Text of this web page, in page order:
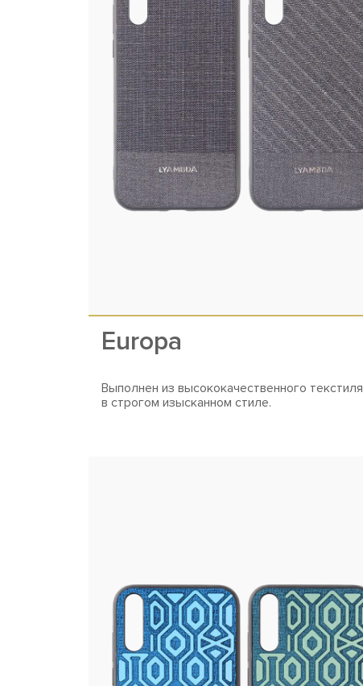
Europa
Выполнен из высококачественного текстиля
в строгом изысканном стиле.